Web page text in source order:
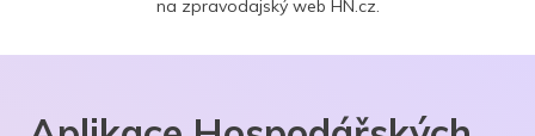
na zpravodajský web HN.cz.